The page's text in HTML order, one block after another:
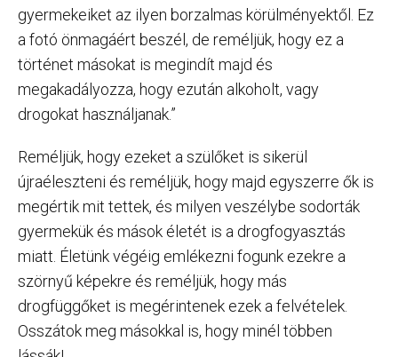
gyermekeiket az ilyen borzalmas körülményektől. Ez
a fotó önmagáért beszél, de reméljük, hogy ez a
történet másokat is megindít majd és
megakadályozza, hogy ezután alkoholt, vagy
drogokat használjanak.”
Reméljük, hogy ezeket a szülőket is sikerül
újraéleszteni és reméljük, hogy majd egyszerre ők is
megértik mit tettek, és milyen veszélybe sodorták
gyermekük és mások életét is a drogfogyasztás
miatt. Életünk végéig emlékezni fogunk ezekre a
szörnyű képekre és reméljük, hogy más
drogfüggőket is megérintenek ezek a felvételek.
Osszátok meg másokkal is, hogy minél többen